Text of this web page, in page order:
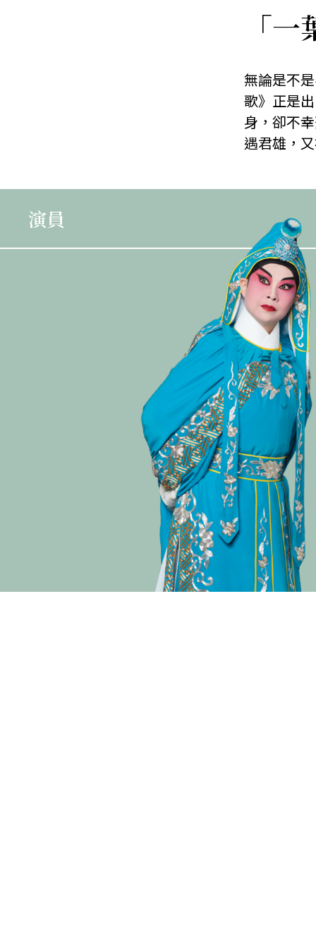
演期二 小冊子
「
無論是不
歌》正是
身，卻不
遇君雄，
演員